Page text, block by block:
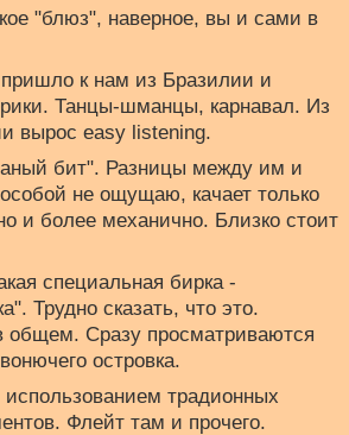
"блюз", наверное, вы и сами в
к нам из Бразилии и
Танцы-шманцы, карнавал. Из
вырос easy listening.
бит". Разницы между им и
не ощущаю, качает только
и более механично. Близко стоит
специальная бирка -
Трудно сказать, что это.
общем. Сразу просматриваются
островка.
традионных
Флейт там и прочего.